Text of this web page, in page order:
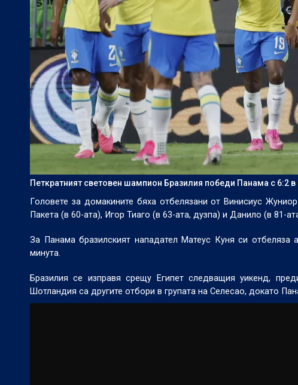
Петкратният световен шампион Бразилия победи Панама с 6:2
Головете за домакините бяха отбелязани от Винисиус
Пакета (в 60-ата), Игор Тиаго (в 63-ата, дузпа) и Данило (в 81-
За Панама бразилският нападател Матеус Куня си
минута.
Бразилия се изправя срещу Египет следващия уикенд,
Шотландия са другите отбори в групата на Селесао, докато